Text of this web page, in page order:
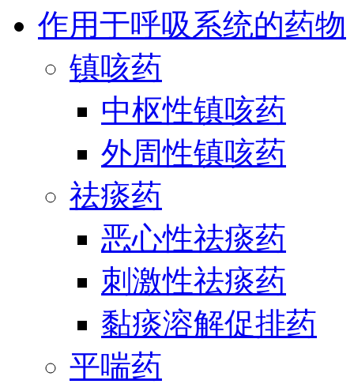
作用于呼吸系统的药物
镇咳药
中枢性镇咳药
外周性镇咳药
祛痰药
恶心性祛痰药
刺激性祛痰药
黏痰溶解促排药
平喘药